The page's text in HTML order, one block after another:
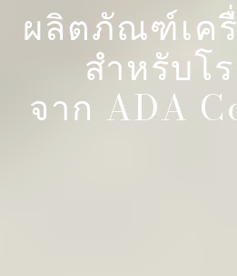
ผลิตภัณฑ์เค
สำหรับโ
จาก ADA